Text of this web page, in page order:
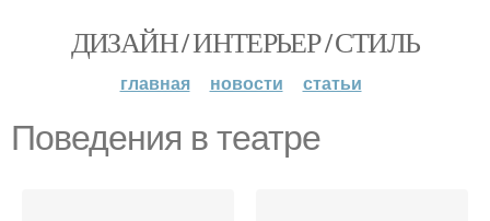
ДИЗАЙН / ИНТЕРЬЕР / СТИЛЬ
главная новости статьи
Поведения в театре